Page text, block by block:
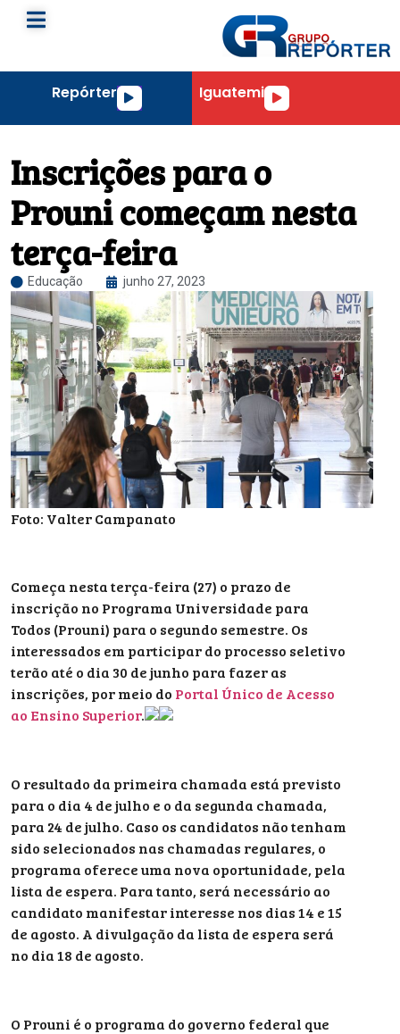
RepórterTocador
IguatemiTocador
Inscrições para o
Prouni começam nesta
terça-feira
Educação junho 27, 2023
Foto: Valter Campanato
Começa nesta terça-feira (27) o prazo de
inscrição no Programa Universidade para
Todos (Prouni) para o segundo semestre. Os
interessados em participar do processo seletivo
terão até o dia 30 de junho para fazer as
inscrições, por meio do Portal Único de Acesso
ao Ensino Superior.
O resultado da primeira chamada está previsto
para o dia 4 de julho e o da segunda chamada,
para 24 de julho. Caso os candidatos não tenham
sido selecionados nas chamadas regulares, o
programa oferece uma nova oportunidade, pela
lista de espera. Para tanto, será necessário ao
candidato manifestar interesse nos dias 14 e 15
de agosto. A divulgação da lista de espera será
no dia 18 de agosto.
O Prouni é o programa do governo federal que